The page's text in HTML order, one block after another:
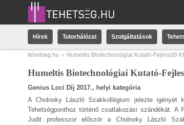
Hírek Tutorhálózat Szolgáltatások
tehetseg.hu Humeltis Biotechnológiai Kutató-Fejlesztő
Humeltis Biotechnológiai Kutató-
Genius Loci Díj 2017., helyi kategória
A Cholnoky László Szakkollégium jelezte igényét
Tehetségponthoz történő csatlakozási szándékát. A
Judit professzor először a Cholnoky László